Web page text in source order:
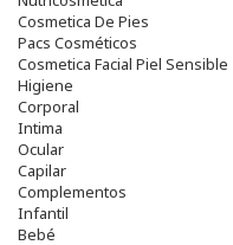
Cosmetica De Pies
Pacs Cosméticos
Cosmetica Facial Piel Sensible
Higiene
Corporal
Intima
Ocular
Capilar
Complementos
Infantil
Bebé